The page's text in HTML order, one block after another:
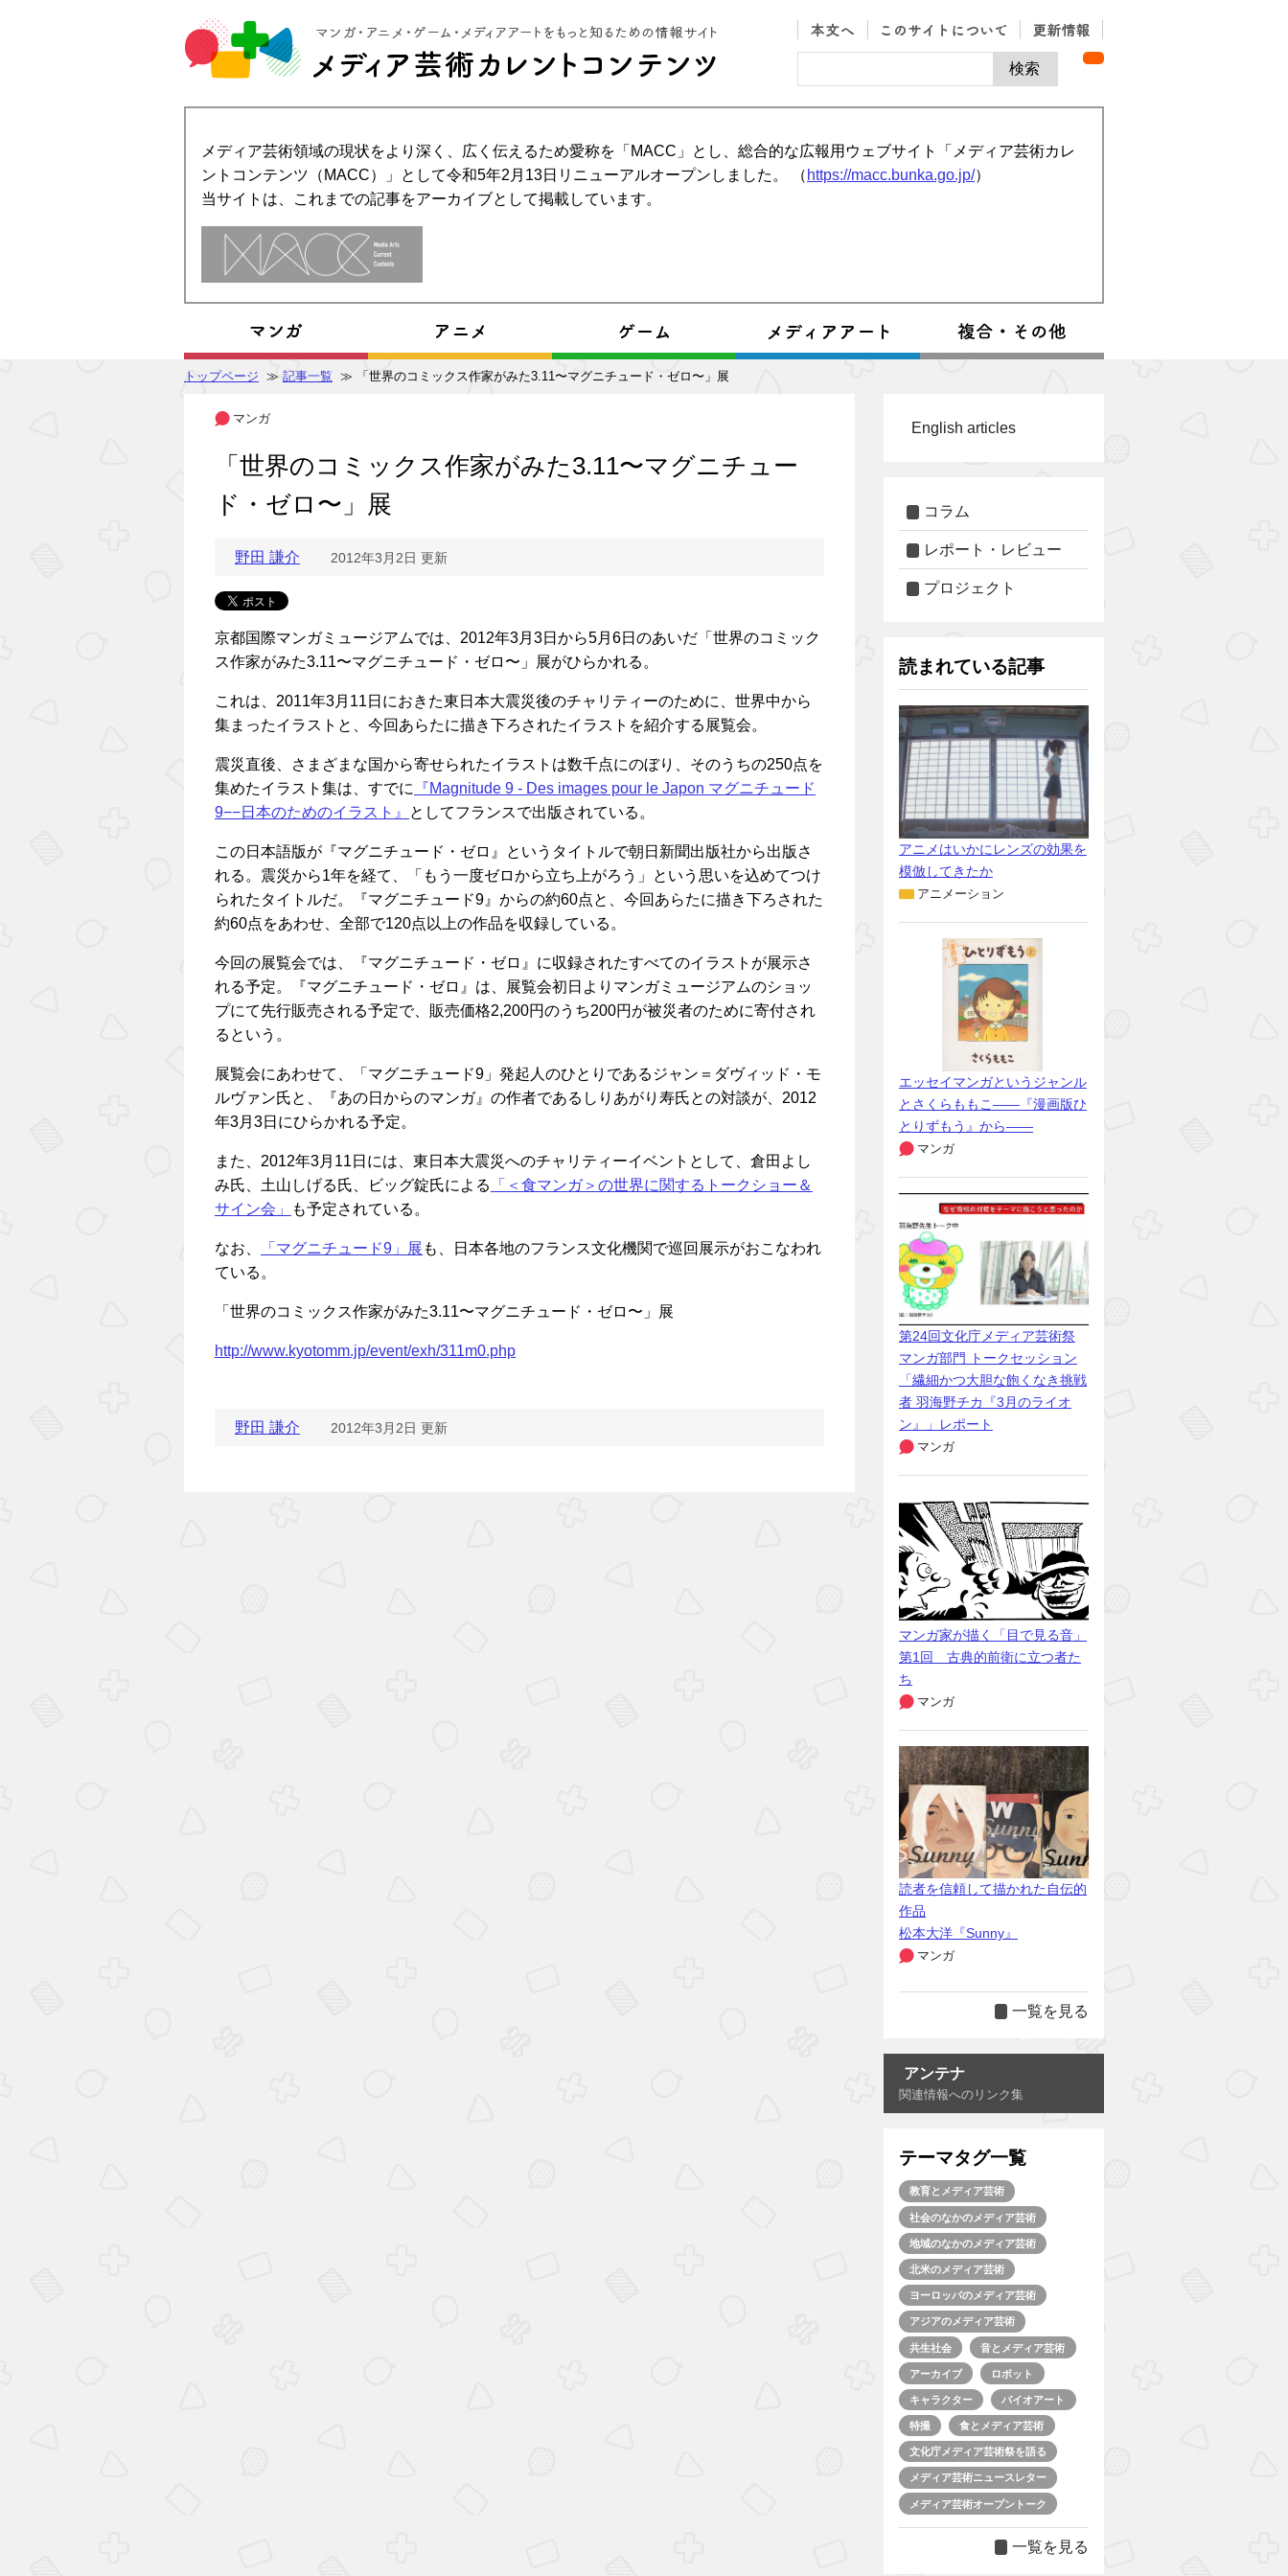
メディア芸術領域の現状をより深く、広く伝えるため愛称を「MACC」とし、総合的な広報用ウェブサイト「メディア芸術カレ
ントコンテンツ（MACC）」として令和5年2月13日リニューアルオープンしました。 （ https://macc.bunka.go.jp/）
当サイトは、これまでの記事をアーカイブとして掲載しています。
トップページ ≫ 記事一覧 ≫ 「世界のコミックス作家がみた3.11〜マグニチュード・ゼロ〜」展
マンガ
「世界のコミックス作家がみた3.11〜マグニチュー
ド・ゼロ〜」展
野田 謙介 2012年3月2日 更新
京都国際マンガミュージアムでは、2012年3月3日から5月6日のあいだ「世界のコミック
ス作家がみた3.11〜マグニチュード・ゼロ〜」展がひらかれる。
これは、2011年3月11日におきた東日本大震災後のチャリティーのために、世界中から
集まったイラストと、今回あらたに描き下ろされたイラストを紹介する展覧会。
震災直後、さまざまな国から寄せられたイラストは数千点にのぼり、そのうちの250点を
集めたイラスト集は、すでに
『Magnitude 9 - Des images pour le Japon マグニチュード
9−−日本のためのイラスト』
としてフランスで出版されている。
この日本語版が『マグニチュード・ゼロ』というタイトルで朝日新聞出版社から出版さ
れる。震災から1年を経て、「もう一度ゼロから立ち上がろう」という思いを込めてつけ
られたタイトルだ。『マグニチュード9』からの約60点と、今回あらたに描き下ろされた
約60点をあわせ、全部で120点以上の作品を収録している。
今回の展覧会では、『マグニチュード・ゼロ』に収録されたすべてのイラストが展示さ
れる予定。『マグニチュード・ゼロ』は、展覧会初日よりマンガミュージアムのショッ
プにて先行販売される予定で、販売価格2,200円のうち200円が被災者のために寄付され
るという。
展覧会にあわせて、「マグニチュード9」発起人のひとりであるジャン＝ダヴィッド・モ
ルヴァン氏と、『あの日からのマンガ』の作者であるしりあがり寿氏との対談が、2012
年3月3日にひらかれる予定。
また、2012年3月11日には、東日本大震災へのチャリティーイベントとして、倉田よし
み氏、土山しげる氏、ビッグ錠氏による
「＜食マンガ＞の世界に関するトークショー＆
サイン会」
も予定されている。
なお、 「マグニチュード9」展 も、日本各地のフランス文化機関で巡回展示がおこなわれ
ている。
「世界のコミックス作家がみた3.11〜マグニチュード・ゼロ〜」展
http://www.kyotomm.jp/event/exh/311m0.php
野田 謙介 2012年3月2日 更新
English articles
コラム
レポート・レビュー
プロジェクト
読まれている記事
アニメはいかにレンズの効果を
模倣してきたか
アニメーション
エッセイマンガというジャンル
とさくらももこ――『漫画版ひ
とりずもう』から――
マンガ
第24回文化庁メディア芸術祭
マンガ部門 トークセッション
「繊細かつ大胆な飽くなき挑戦
者 羽海野チカ『3月のライオ
ン』」レポート
マンガ
マンガ家が描く「目で見る音」
第1回 古典的前衛に立つ者た
ち
マンガ
読者を信頼して描かれた自伝的
作品
松本大洋『Sunny』
マンガ
一覧を見る
アンテナ
関連情報へのリンク集
テーマタグ一覧
教育とメディア芸術
社会のなかのメディア芸術
地域のなかのメディア芸術
北米のメディア芸術
ヨーロッパのメディア芸術
アジアのメディア芸術
共生社会 音とメディア芸術
アーカイブ ロボット
キャラクター バイオアート
特撮 食とメディア芸術
文化庁メディア芸術祭を語る
メディア芸術ニュースレター
メディア芸術オープントーク
一覧を見る